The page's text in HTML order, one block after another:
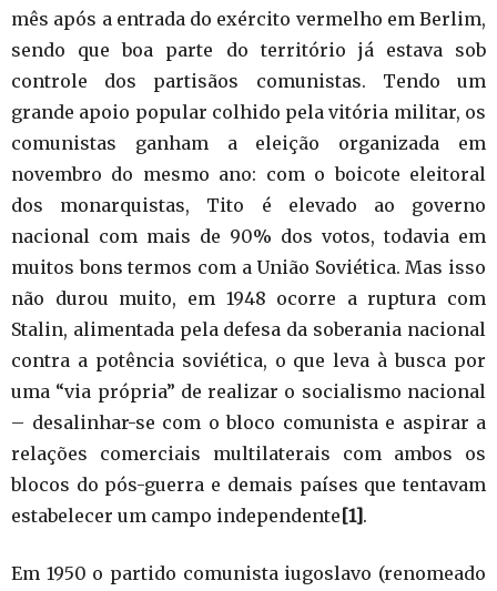
mês após a entrada do exército vermelho em Berlim,
sendo que boa parte do território já estava sob
controle dos partisãos comunistas. Tendo um
grande apoio popular colhido pela vitória militar, os
comunistas ganham a eleição organizada em
novembro do mesmo ano: com o boicote eleitoral
dos monarquistas, Tito é elevado ao governo
nacional com mais de 90% dos votos, todavia em
muitos bons termos com a União Soviética. Mas isso
não durou muito, em 1948 ocorre a ruptura com
Stalin, alimentada pela defesa da soberania nacional
contra a potência soviética, o que leva à busca por
uma “via própria” de realizar o socialismo nacional
– desalinhar-se com o bloco comunista e aspirar a
relações comerciais multilaterais com ambos os
blocos do pós-guerra e demais países que tentavam
estabelecer um campo independente[1].
Em 1950 o partido comunista iugoslavo (renomeado